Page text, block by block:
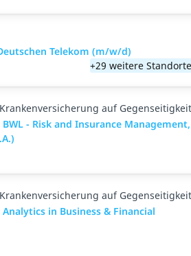
Telekom (m/w/d)
+29 weitere Standorte
auf Gegenseitigkeit
- Risk and Insurance Management,
auf Gegenseitigkeit
in Business & Financial